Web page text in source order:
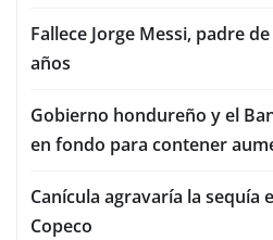
Fallece Jorge Messi, padre
años
Gobierno hondureño y el
en fondo para contener
Canícula agravaría la sequía
Copeco